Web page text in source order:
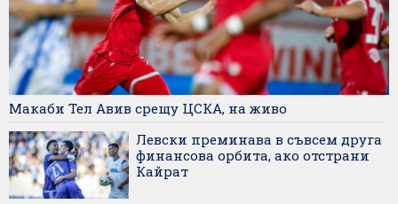
Макаби Тел Авив срещу ЦСКА, на живо
Левски преминава в съвсем друга
финансова орбита, ако отстрани
Кайрат